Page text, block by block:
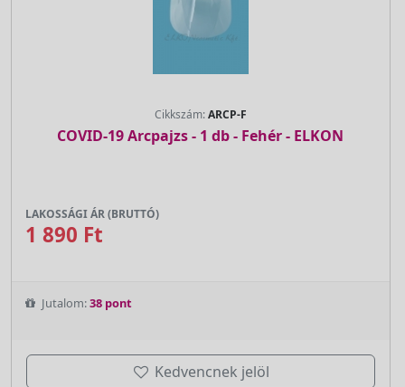
Cikkszám:ARCP-F
COVID-19 Arcpajzs - 1 db - Fehér - ELKON
LAKOSSÁGI ÁR (BRUTTÓ)
1 890 Ft
Jutalom:38 pont
Kedvencnek jelöl